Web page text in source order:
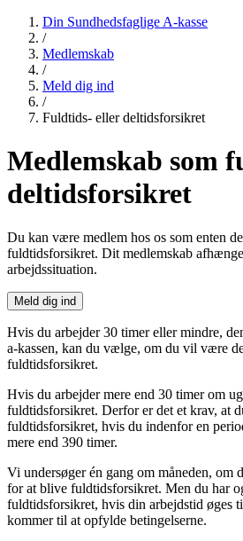
Din Sundhedsfaglige A-kasse
/
Medlemskab
/
Meld dig ind
/
Fuldtids- eller deltidsforsikret
Medlemskab som
deltidsforsikret
Du kan være medlem hos os som enten
fuldtidsforsikret. Dit medlemskab
arbejdssituation.
Meld dig ind
Hvis du arbejder 30 timer eller mindre,
a-kassen, kan du vælge, om du vil være
fuldtidsforsikret.
Hvis du arbejder mere end 30 timer om
fuldtidsforsikret. Derfor er det et krav, at
fuldtidsforsikret, hvis du indenfor en
mere end 390 timer.
Vi undersøger én gang om måneden, om
for at blive fuldtidsforsikret. Men du har
fuldtidsforsikret, hvis din arbejdstid øges
kommer til at opfylde betingelserne.